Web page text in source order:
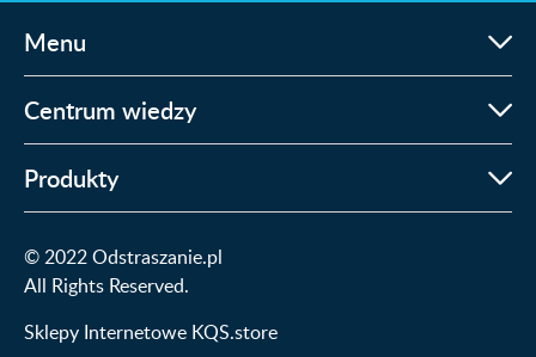
Menu
Centrum wiedzy
Produkty
© 2022 Odstraszanie.pl
All Rights Reserved.
Sklepy Internetowe KQS.store